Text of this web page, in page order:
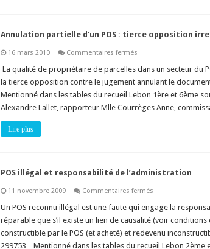
Annulation partielle d’un POS : tierce opposition
16 mars 2010 Commentaires ferméssur
partielle
POS
:
tierce
opposition
La qualité de propriétaire de parcelles dans un secteur du
la tierce opposition contre le jugement annulant le
Mentionné dans les tables du recueil Lebon 1ère et 6ème
Alexandre Lallet, rapporteur Mlle Courrèges Anne,
Lire plus
POS illégal et responsabilité de l’administration
11 novembre 2009 Commentaires ferméssur
illégal
et
responsabilité
de
l’administration
Un POS reconnu illégal est une faute qui engage la
réparable que s’il existe un lien de causalité (voir
constructible par le POS (et acheté) et redevenu
299753 Mentionné dans les tables du recueil Lebon 2ème